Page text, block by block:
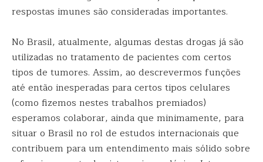
respostas imunes são consideradas importantes.
No Brasil, atualmente, algumas destas drogas já são
utilizadas no tratamento de pacientes com certos
tipos de tumores. Assim, ao descrevermos funções
até então inesperadas para certos tipos celulares
(como fizemos nestes trabalhos premiados)
esperamos colaborar, ainda que minimamente, para
situar o Brasil no rol de estudos internacionais que
contribuem para um entendimento mais sólido sobre